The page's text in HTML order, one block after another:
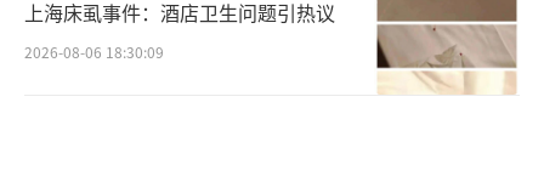
上海床虱事件：酒店卫生问题引热议
2026-08-06 18:30:09